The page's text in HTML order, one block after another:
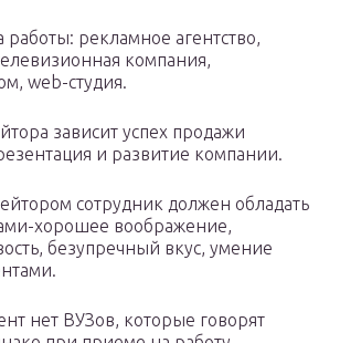
рекламное агентство,
компания,
web-студия.
зависит успех продажи
и развитие компании.
сотрудник должен обладать
хорошее воображение,
безупречный вкус, умение
нет ВУЗов, которые говорят